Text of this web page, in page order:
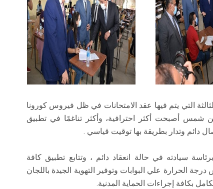
التي يتم فيها عقد الامتحانات في ظل فيروس كورونا
شمس أصبحت أكثر احترافية، وأكثر تناغمًا في تطبيق
دائم وتدار بطريقة بها توقيت قياسي .
سيادته في حالة انعقاد دائم ، وتتابع تطبيق كافة
الحرارة علي البوابات وتوفير التهوية الجيدة باللجان
بكافة إجراءات الحماية المدنية.